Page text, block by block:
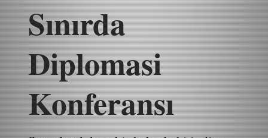
Sınırda
Diplomasi
Konferansı